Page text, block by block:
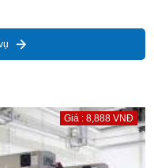
Giá : 8,888 VNĐ